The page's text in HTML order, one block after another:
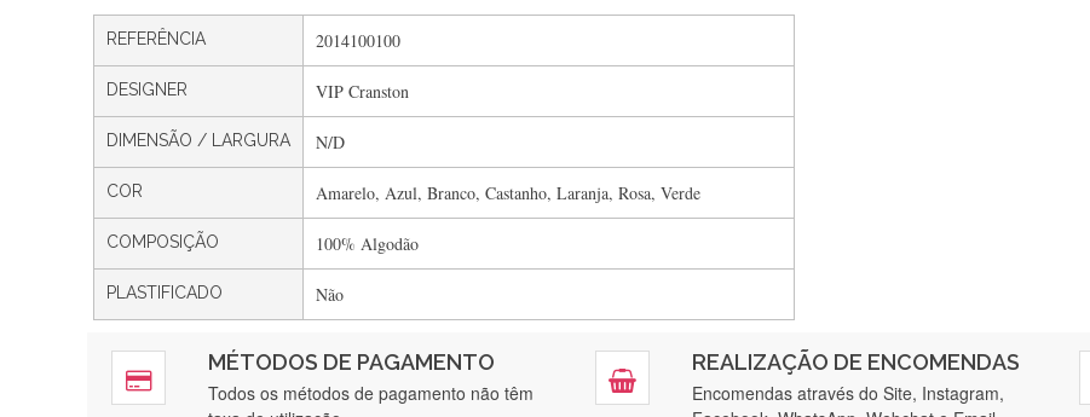
REFERÊNCIA 2014100100
DESIGNER VIP Cranston
DIMENSÃO / LARGURA N/D
COR Amarelo, Azul, Branco, Castanho, Laranja, Rosa, Verde
COMPOSIÇÃO 100% Algodão
PLASTIFICADO Não
MÉTODOS DE PAGAMENTO
Todos os métodos de pagamento não têm
REALIZAÇÃO DE ENCOMENDAS
Encomendas através do Site, Instagram,
Silvia Lopes
Gostei ,Serviço bastante rápido. recomendo
Rápido, atendimento 5*. Hoje chegará a segunda encomenda feita de muitas